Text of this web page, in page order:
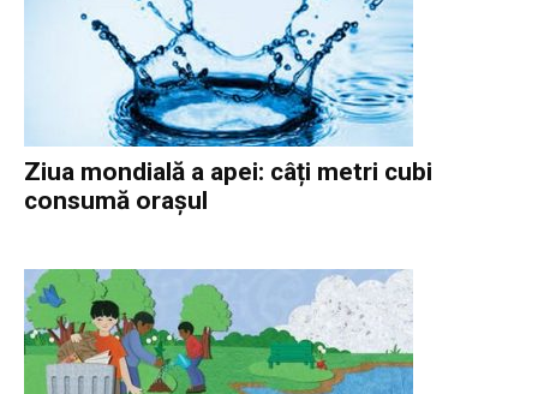
Ziua mondială a apei: câți metri cubi
consumă orașul